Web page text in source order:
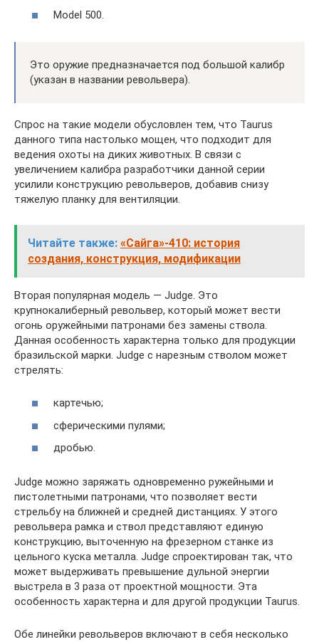
Model 500.
Это оружие предназначается под большой калибр
(указан в названии револьвера).
Спрос на такие модели обусловлен тем, что Taurus
данного типа настолько мощен, что подходит для
ведения охоты на диких животных. В связи с
увеличением калибра разработчики данной серии
усилили конструкцию револьверов, добавив снизу
тяжелую планку для вентиляции.
Читайте также: «Сайга»-410: история
создания, конструкция, модификации
Вторая популярная модель — Judge. Это
крупнокалиберный револьвер, который может вести
огонь оружейными патронами без замены ствола.
Данная особенность характерна только для продукции
бразильской марки. Judge с нарезным стволом может
стрелять:
картечью;
сферическими пулями;
дробью.
Judge можно заряжать одновременно ружейными и
пистолетными патронами, что позволяет вести
стрельбу на ближней и средней дистанциях. У этого
револьвера рамка и ствол представляют единую
конструкцию, выточенную на фрезерном станке из
цельного куска металла. Judge спроектирован так, что
может выдерживать превышение дульной энергии
выстрела в 3 раза от проектной мощности. Эта
особенность характерна и для другой продукции Taurus.
Обе линейки револьверов включают в себя несколько